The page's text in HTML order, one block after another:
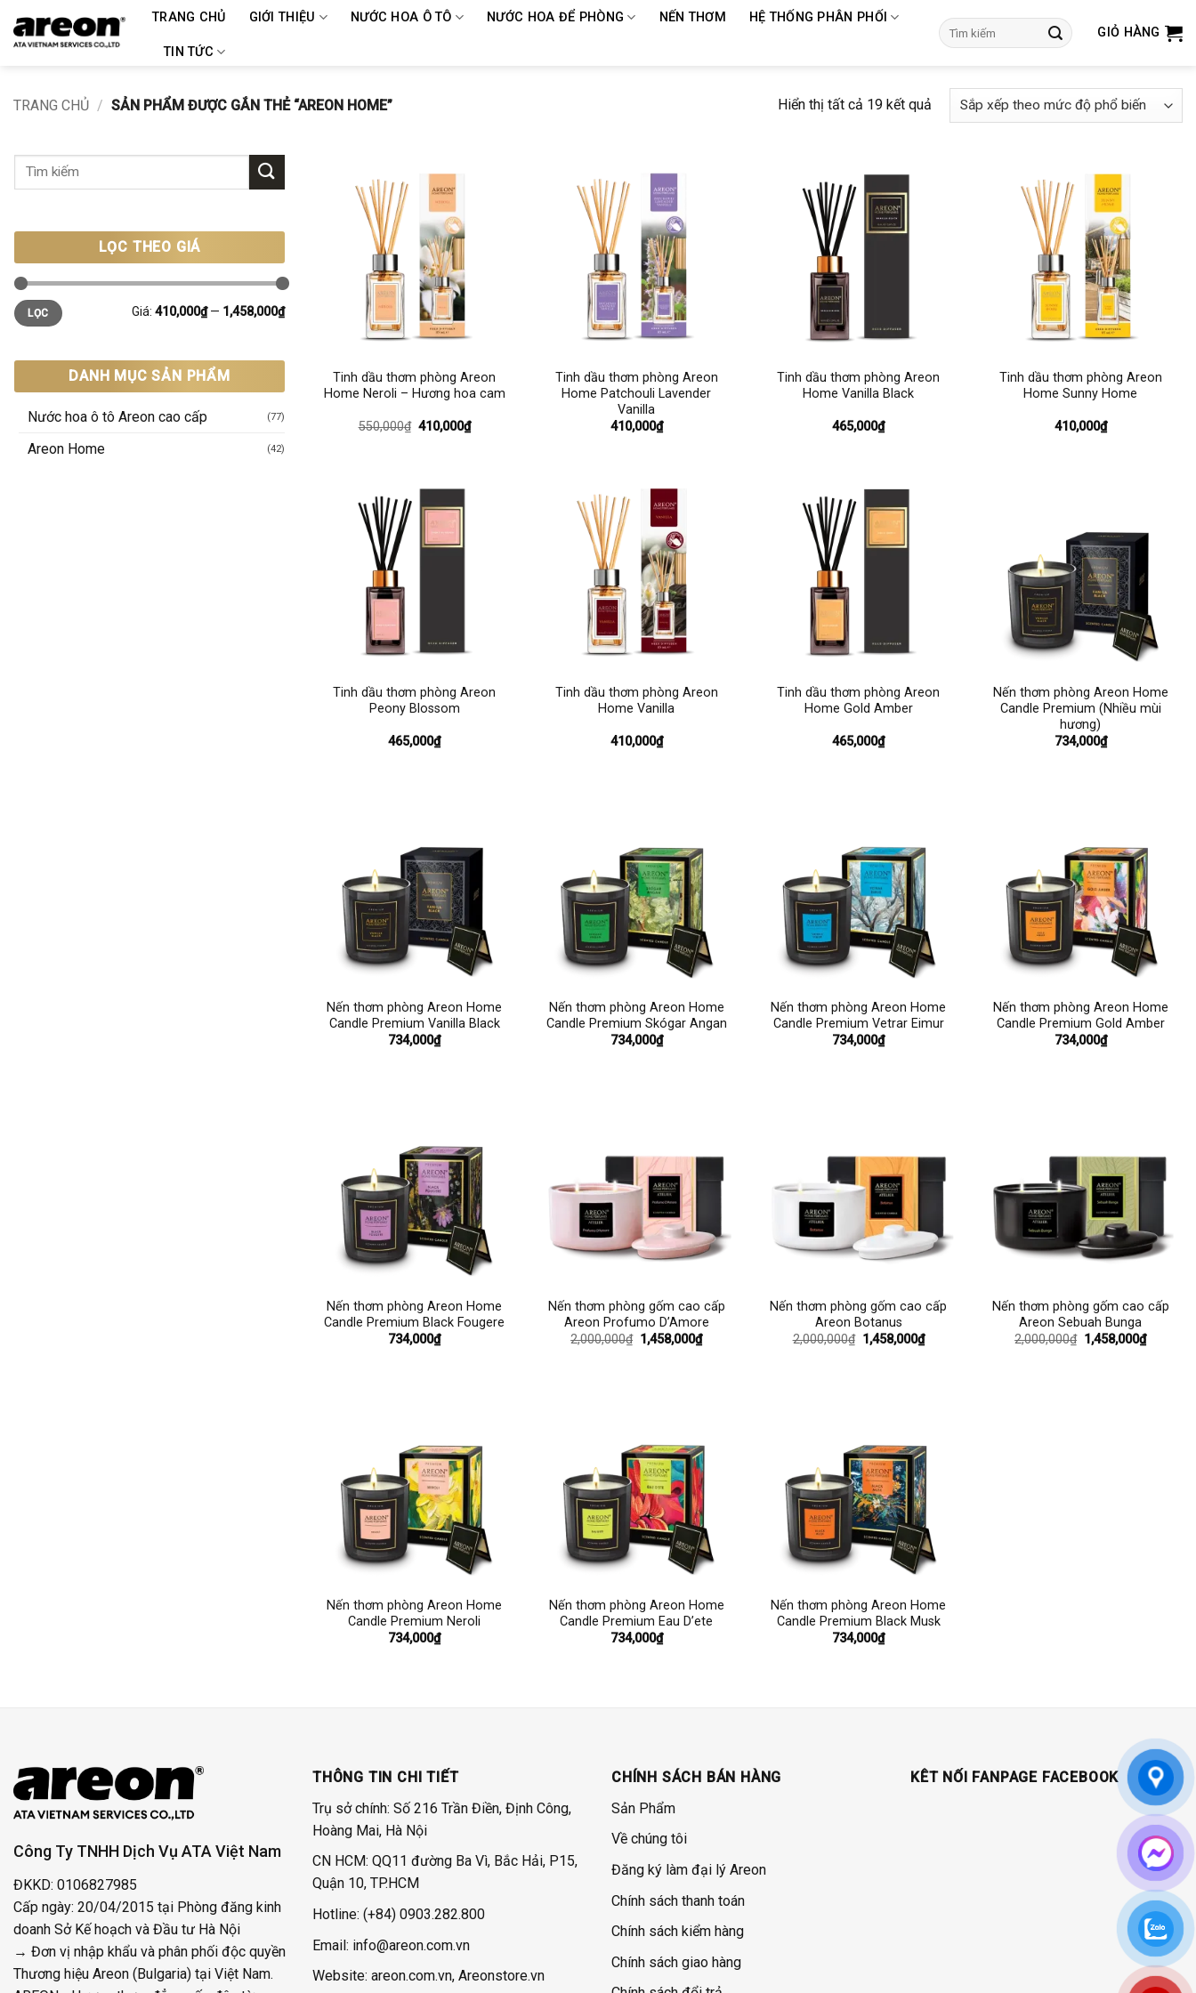
qua
TRANG CHỦ GIỚI THIỆU NƯỚC HOA Ô TÔ NƯỚC HOA ĐỂ PHÒNG NẾN THƠM HỆ THỐNG PHÂN PHỐI
TIN TỨC
Tìm
kiếm:
GIỎ HÀNG
TRANG CHỦ / SẢN PHẨM ĐƯỢC GẮN THẺ “AREON HOME” Hiển thị tất cả 19 kết quảĐã
sắp
Tìm
LỌC THEO GIÁ
Giá
tối
thiểu
Giá
tối
đa
LỌC Giá: 410,000₫— 1,458,000₫
DANH MỤC SẢN PHẨM
Nước hoa ô tô Areon cao cấp (77)
Areon Home (42)
Tinh dầu thơm phòng Areon
Home Neroli – Hương hoa cam
550,000₫ Giá
410,000₫Giá
hiện
Tinh dầu thơm phòng Areon
Home Patchouli Lavender
Vanilla
410,000₫
Tinh dầu thơm phòng Areon
Home Vanilla Black
465,000₫
Tinh dầu thơm phòng Areon
Home Sunny Home
410,000₫
Tinh dầu thơm phòng Areon
Peony Blossom
465,000₫
Tinh dầu thơm phòng Areon
Home Vanilla
410,000₫
Tinh dầu thơm phòng Areon
Home Gold Amber
465,000₫
Nến thơm phòng Areon Home
Candle Premium (Nhiều mùi
hương)
734,000₫
Nến thơm phòng Areon Home
Candle Premium Vanilla Black
734,000₫
Nến thơm phòng Areon Home
Candle Premium Skógar Angan
734,000₫
Nến thơm phòng Areon Home
Candle Premium Vetrar Eimur
734,000₫
Nến thơm phòng Areon Home
Candle Premium Gold Amber
734,000₫
Nến thơm phòng Areon Home
Candle Premium Black Fougere
734,000₫
Nến thơm phòng gốm cao cấp
Areon Profumo D’Amore
2,000,000₫ Giá
1,458,000₫Giá
hiện
Nến thơm phòng gốm cao cấp
Areon Botanus
2,000,000₫ Giá
1,458,000₫Giá
hiện
Nến thơm phòng gốm cao cấp
Areon Sebuah Bunga
2,000,000₫ Giá
1,458,000₫Giá
hiện
Nến thơm phòng Areon Home
Candle Premium Neroli
734,000₫
Nến thơm phòng Areon Home
Candle Premium Eau D’ete
734,000₫
Nến thơm phòng Areon Home
Candle Premium Black Musk
734,000₫
Công Ty TNHH Dịch Vụ ATA Việt Nam
ĐKKD: 0106827985
Cấp ngày: 20/04/2015 tại Phòng đăng kinh
doanh Sở Kế hoạch và Đầu tư Hà Nội
→ Đơn vị nhập khẩu và phân phối độc quyền
Thương hiệu Areon (Bulgaria) tại Việt Nam.
THÔNG TIN CHI TIẾT
Trụ sở chính: Số 216 Trần Điền, Định Công,
Hoàng Mai, Hà Nội
CN HCM: QQ11 đường Ba Vì, Bắc Hải, P15,
Quận 10, TP.HCM
Hotline: (+84) 0903.282.800
Email: info@areon.com.vn
Website: areon.com.vn, Areonstore.vn
CHÍNH SÁCH BÁN HÀNG
Sản Phẩm
Về chúng tôi
Đăng ký làm đại lý Areon
Chính sách thanh toán
Chính sách kiểm hàng
Chính sách giao hàng
KÊT NỐI FANPAGE FACEBOOK